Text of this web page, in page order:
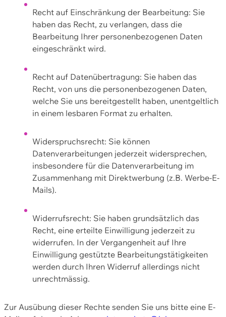
Recht auf Einschränkung der Bearbeitung: Sie
haben das Recht, zu verlangen, dass die
Bearbeitung Ihrer personenbezogenen Daten
eingeschränkt wird.
Recht auf Datenübertragung: Sie haben das
Recht, von uns die personenbezogenen Daten,
welche Sie uns bereitgestellt haben, unentgeltlich
in einem lesbaren Format zu erhalten.
Widerspruchsrecht: Sie können
Datenverarbeitungen jederzeit widersprechen,
insbesondere für die Datenverarbeitung im
Zusammenhang mit Direktwerbung (z.B. Werbe-E-
Mails).
Widerrufsrecht: Sie haben grundsätzlich das
Recht, eine erteilte Einwilligung jederzeit zu
widerrufen. In der Vergangenheit auf Ihre
Einwilligung gestützte Bearbeitungstätigkeiten
werden durch Ihren Widerruf allerdings nicht
unrechtmässig.
Zur Ausübung dieser Rechte senden Sie uns bitte eine E-